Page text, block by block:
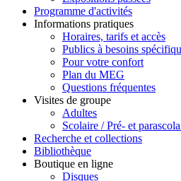
Programme d'activités
Informations pratiques
Horaires, tarifs et accès
Publics à besoins
Pour votre confort
Plan du MEG
Questions fréquentes
Visites de groupe
Adultes
Scolaire / Pré- et
Recherche et collections
Bibliothèque
Boutique en ligne
Disques